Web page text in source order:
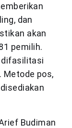
dan
akan
pemilih.
difasilitasi
Metode pos,
Budiman